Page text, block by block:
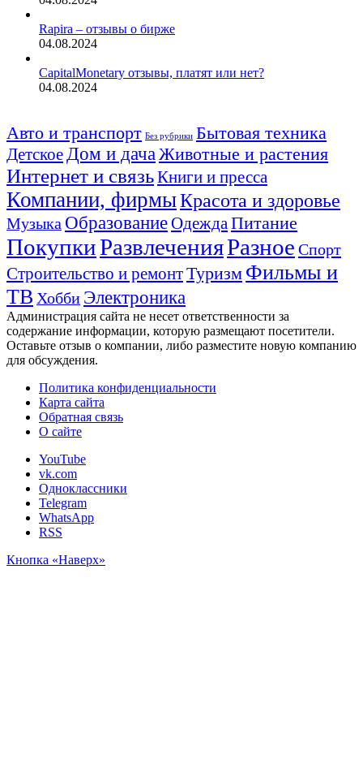
Rapira – отзывы о бирже
04.08.2024
CapitalMonetary отзывы, платят или нет?
04.08.2024
Авто и транспорт Без рубрики Бытовая техника
ДетскоеДом и дачаЖивотные и растения
Интернет и связьКниги и пресса
Компании, фирмыКрасота и здоровье
Музыка ОбразованиеОдеждаПитание
ПокупкиРазвлеченияРазное Спорт
Строительство и ремонтТуризм Фильмы и
ТВ Хобби Электроника
Администрация сайта не несет ответственности за
содержание информации, которую размещают посетители.
Оставьте отзыв о компании, либо разместите новую компанию
для обсуждения.
Политика конфиденциальности
Карта сайта
Обратная связь
О сайте
YouTube
vk.com
Одноклассники
Telegram
WhatsApp
RSS
Кнопка «Наверх»